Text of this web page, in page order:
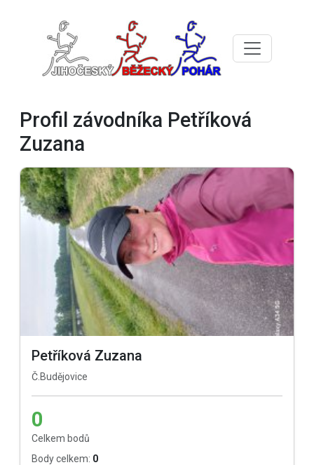
Profil závodníka Petříková
Zuzana
Petříková Zuzana
Č.Budějovice
0
Celkem bodů
Body celkem: 0